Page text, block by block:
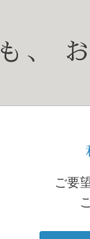
、
ご要